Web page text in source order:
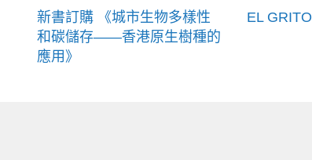
新書訂購 《城市生物多樣性
和碳儲存——香港原生樹種的
應用》
EL GRITO